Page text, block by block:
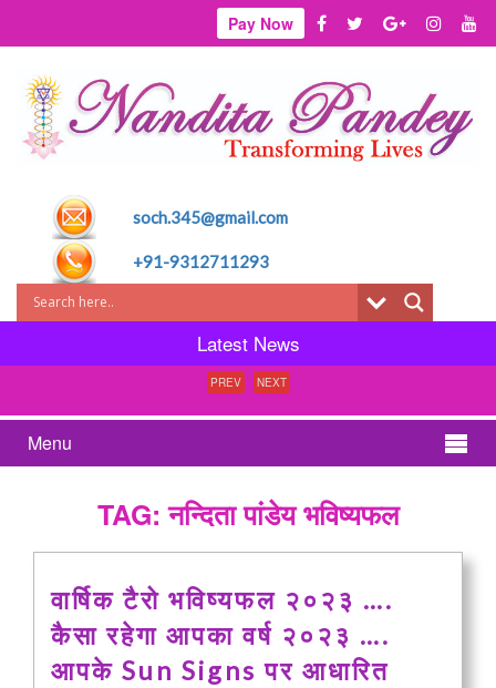
Pay Now
soch.345@gmail.com
+91-9312711293
Latest News
PREV NEXT
Menu
TAG: नन्दिता पांडेय भविष्यफल
वार्षिक टैरो भविष्यफल २०२३ ….
कैसा रहेगा आपका वर्ष २०२३ ….
आपके Sun Signs पर आधारित